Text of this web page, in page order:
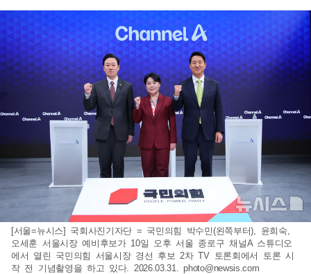
[서울=뉴시스] 국회사진기자단 = 국민의힘 박수민(왼쪽부터), 윤희숙,
오세훈 서울시장 예비후보가 10일 오후 서울 종로구 채널A 스튜디오
에서 열린 국민의힘 서울시장 경선 후보 2차 TV 토론회에서 토론 시
작 전 기념촬영을 하고 있다. 2026.03.31.photo@newsis.com